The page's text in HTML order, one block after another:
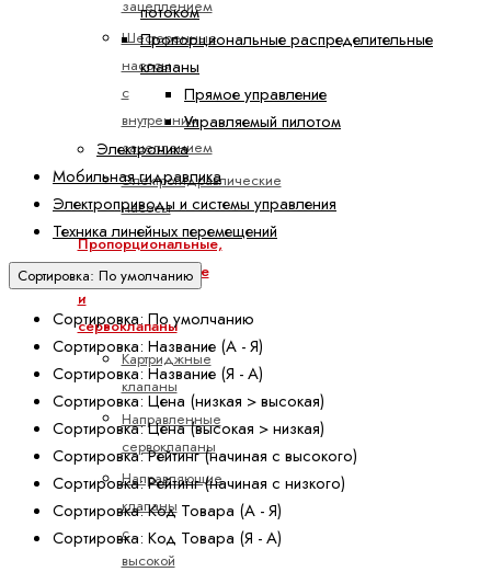
зацеплением
Шестеренные
насосы
с
внутренним
зацеплением
Электрогидравлические
насосы
Пропорциональные,
высокореактивные
и
сервоклапаны
Картриджные
клапаны
Направленные
сервоклапаны
Направляющие
клапаны
с
высокой
потоком
Пропорциональные распределительные
клапаны
Прямое управление
Управляемый пилотом
Электроника
Мобильная гидравлика
Электроприводы и системы управления
Техника линейных перемещений
Сортировка: По умолчанию
Сортировка: По умолчанию
Сортировка: Название (А - Я)
Сортировка: Название (Я - А)
Сортировка: Цена (низкая > высокая)
Сортировка: Цена (высокая > низкая)
Сортировка: Рейтинг (начиная с высокого)
Сортировка: Рейтинг (начиная с низкого)
Сортировка: Код Товара (А - Я)
Сортировка: Код Товара (Я - А)